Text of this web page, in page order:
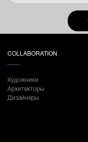
COLLABORATION
Художники
Архитекторы
Дизайнеры